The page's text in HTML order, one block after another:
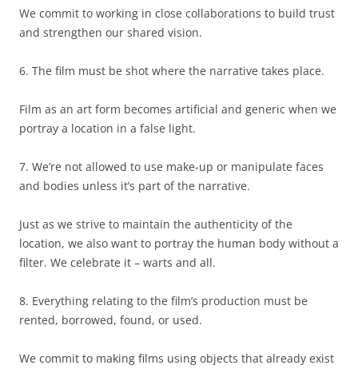
We commit to working in close collaborations to build trust
and strengthen our shared vision.
6. The film must be shot where the narrative takes place.
Film as an art form becomes artificial and generic when we
portray a location in a false light.
7. We’re not allowed to use make-up or manipulate faces
and bodies unless it’s part of the narrative.
Just as we strive to maintain the authenticity of the
location, we also want to portray the human body without a
filter. We celebrate it – warts and all.
8. Everything relating to the film’s production must be
rented, borrowed, found, or used.
We commit to making films using objects that already exist